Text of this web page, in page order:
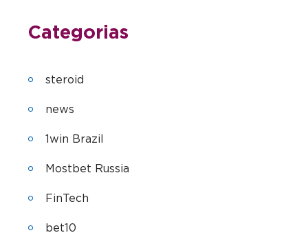
Categorias
steroid
news
1win Brazil
Mostbet Russia
FinTech
bet10